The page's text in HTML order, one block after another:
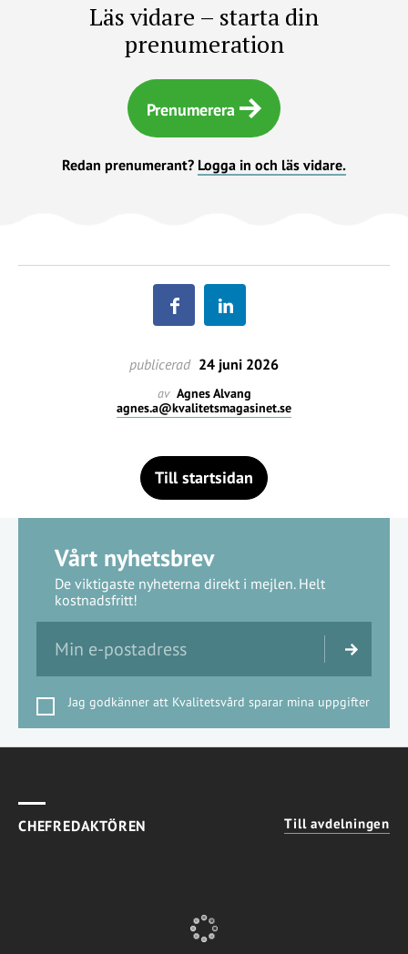
Läs vidare – starta din
prenumeration
Prenumerera
Redan prenumerant? Logga in och läs vidare.
publicerad 24 juni 2026
av Agnes Alvang
agnes.a@kvalitetsmagasinet.se
Till startsidan
Vårt nyhetsbrev
De viktigaste nyheterna direkt i mejlen. Helt
kostnadsfritt!
Jag godkänner att Kvalitetsvård sparar mina uppgifter
CHEFREDAKTÖREN Till avdelningen